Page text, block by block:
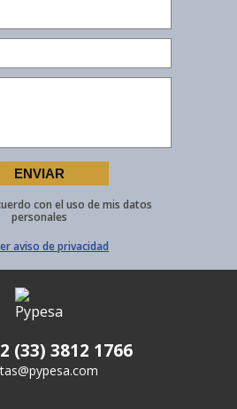
con el uso de mis datos
personales
aviso de privacidad
(33) 3812 1766